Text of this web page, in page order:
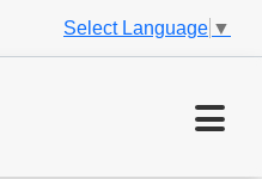
Select Language ▼